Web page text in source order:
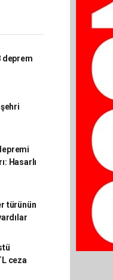
deprem
Hasarlı
türünün
ceza